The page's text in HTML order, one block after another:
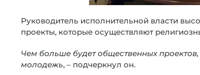
Руководитель исполнительной власти
проекты, которые осуществляют
Чем больше будет общественных
молодежь, – подчеркнул он.